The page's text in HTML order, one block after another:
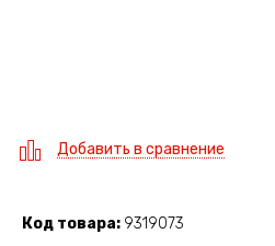
Добавить в сравнение
Код товара 9319073